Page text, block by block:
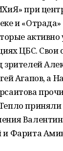
при
и
активно
ЦБС. Свои
зрителей
Агапов, а
приняли
Фарита